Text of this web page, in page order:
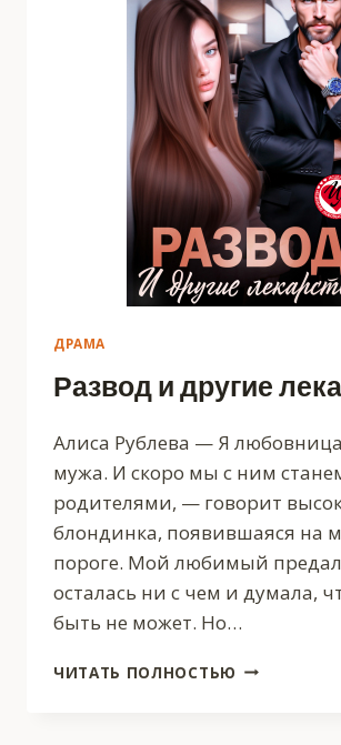
ДРАМА
Развод и другие
Алиса Рублева — Я
мужа. И скоро мы с ним
родителями, — говорит
блондинка, появившаяся на
пороге. Мой любимый
осталась ни с чем и думала,
быть не может. Но…
ЧИТАТЬ ПОЛНОСТЬЮ РАЗВОД